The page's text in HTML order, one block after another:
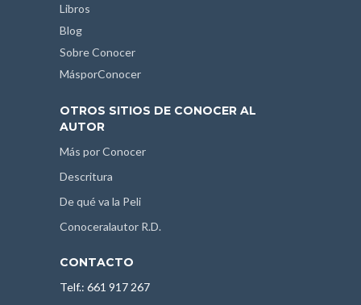
Libros
Blog
Sobre Conocer
MásporConocer
OTROS SITIOS DE CONOCER AL
AUTOR
Más por Conocer
Descritura
De qué va la Peli
Conoceralautor R.D.
CONTACTO
Telf.: 661 917 267